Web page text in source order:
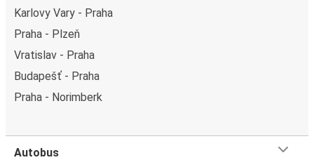
Karlovy Vary - Praha
Praha - Plzeň
Vratislav - Praha
Budapešť - Praha
Praha - Norimberk
Autobus